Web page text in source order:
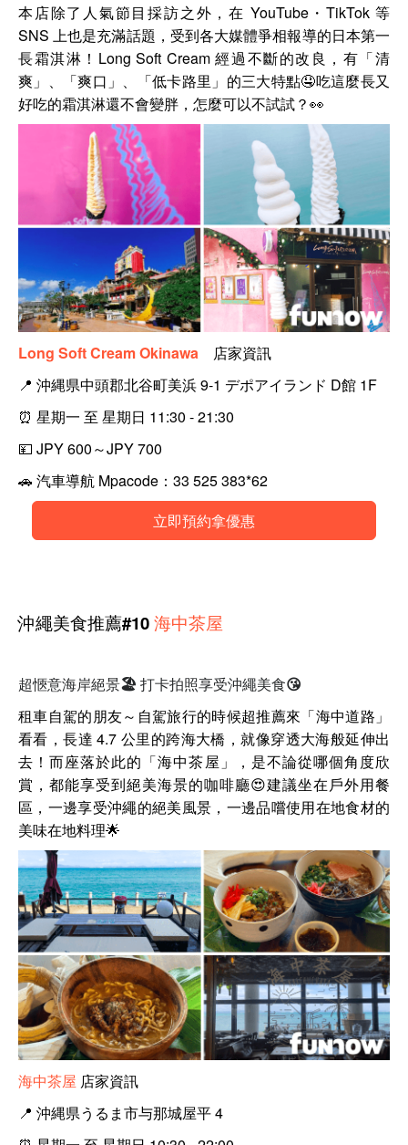
本店除了人氣節目採訪之外，在 YouTube・TikTok 等
SNS 上也是充滿話題，受到各大媒體爭相報導的日本第一
長霜淇淋！Long Soft Cream 經過不斷的改良，有「清
爽」、「爽口」、「低卡路里」的三大特點🤤吃這麼長又
好吃的霜淇淋還不會變胖，怎麼可以不試試？👀
Long Soft Cream Okinawa 店家資訊
📍 沖縄県中頭郡北谷町美浜 9-1 デポアイランド D館 1F
⏰ 星期一 至 星期日 11:30 - 21:30
💴 JPY 600～JPY 700
🚗 汽車導航 Mpacode：33 525 383*62
立即預約拿優惠
沖繩美食推薦#10海中茶屋
超愜意海岸絕景🏖️ 打卡拍照享受沖繩美食😘
租車自駕的朋友～ 自駕旅行的時候超推薦來「海中道路」
看看，長達 4.7 公里的跨海大橋，就像穿透大海般延伸出
去！而座落於此的「海中茶屋」，是不論從哪個角度欣
賞，都能享受到絕美海景的咖啡廳😍建議坐在戶外用餐
區，一邊享受沖繩的絕美風景，一邊品嚐使用在地食材的
美味在地料理🌟
海中茶屋 店家資訊
📍 沖縄県うるま市与那城屋平 4